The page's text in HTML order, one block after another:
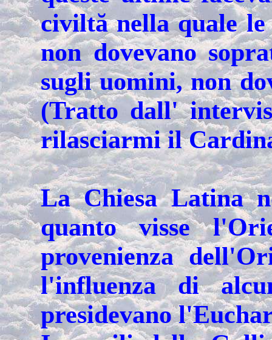
civiltă nella quale le
non dovevano
sugli uomini, non
(Tratto dall'
rilasciarmi il
La Chiesa Latina
quanto visse
provenienza
l'influenza di
presidevano